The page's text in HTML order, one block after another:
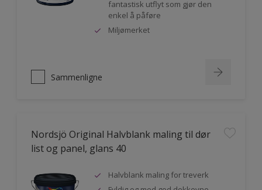
fantastisk utflyt som gjør den
enkel å påføre
Miljømerket
Sammenligne
Nordsjö Original Halvblank maling til dør
list og panel, glans 40
Halvblank maling for treverk